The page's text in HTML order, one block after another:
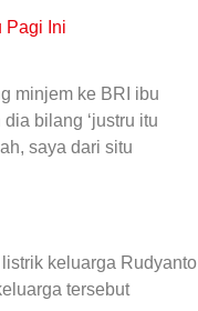
Pagi Ini
minjem ke BRI ibu
bilang ‘justru itu
saya dari situ
keluarga Rudyanto
tersebut